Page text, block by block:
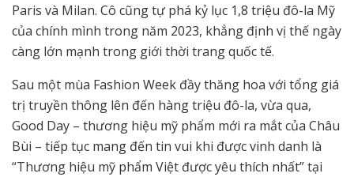
Paris và Milan. Cô cũng tự phá kỷ lục 1,8 triệu đô-la Mỹ
của chính mình trong năm 2023, khẳng định vị thế ngày
càng lớn mạnh trong giới thời trang quốc tế.
Sau một mùa Fashion Week đầy thăng hoa với tổng giá
trị truyền thông lên đến hàng triệu đô-la, vừa qua,
Good Day – thương hiệu mỹ phẩm mới ra mắt của Châu
Bùi – tiếp tục mang đến tin vui khi được vinh danh là
“Thương hiệu mỹ phẩm Việt được yêu thích nhất” tại